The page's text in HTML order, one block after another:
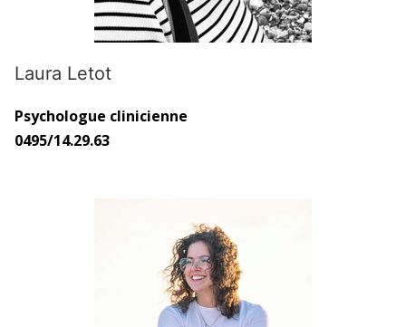
Laura Letot
Psychologue clinicienne
0495/14.29.63